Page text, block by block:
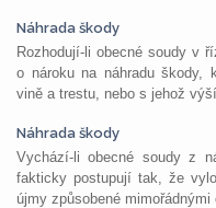
Náhrada škody
Rozhodují-li obecné soudy v
o nároku na náhradu škody,
vině a trestu, nebo s jehož
Náhrada škody
Vychází-li obecné soudy z
fakticky postupují tak, že
újmy způsobené mimořádnými